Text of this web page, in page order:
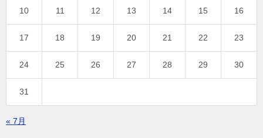
10 11 12 13 14 15 16
17 18 19 20 21 22 23
24 25 26 27 28 29 30
31
« 7月